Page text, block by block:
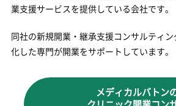
業支援サービスを提供している会社です。
同社の新規開業・継承支援コンサルティ
化した専門が開業をサポートしています。
メディカルバトン